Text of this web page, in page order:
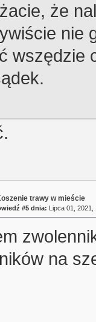
że
nie
wszędzie
trawy w mieście
#5 dnia: Lipca 01, 2021,
na